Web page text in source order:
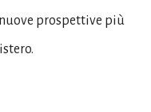
prospettive più